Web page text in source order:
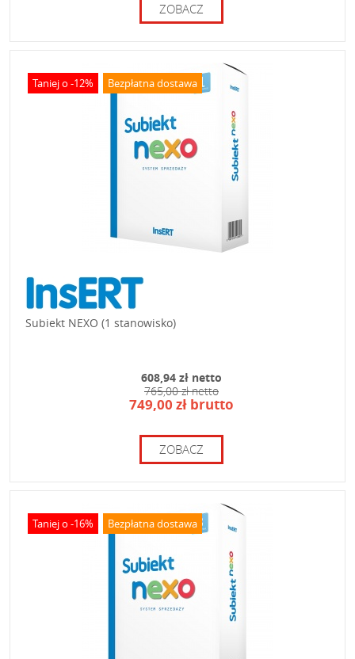
ZOBACZ
Taniej o -12% Bezpłatna dostawa
Subiekt NEXO (1 stanowisko)
608,94 zł netto
765,00 zł netto
749,00 zł brutto
ZOBACZ
Taniej o -16% Bezpłatna dostawa